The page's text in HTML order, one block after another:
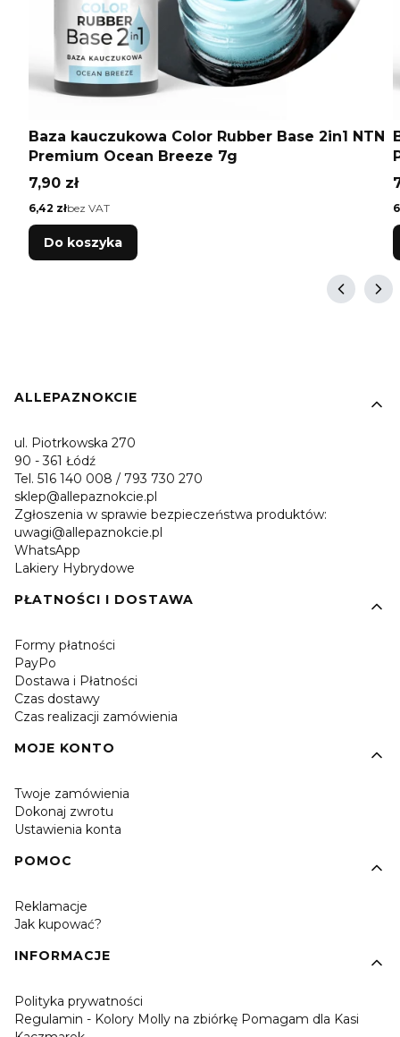
Baza kauczukowa Color Rubber Base 2in1 NTN
Premium Ocean Breeze 7g
Cena
7,90 zł
Cena
6,42 złbez VAT
Do koszyka
Linki w stopce
ALLEPAZNOKCIE
ul. Piotrkowska 270
90 - 361 Łódź
Tel. 516 140 008 / 793 730 270
sklep@allepaznokcie.pl
Zgłoszenia w sprawie bezpieczeństwa produktów:
uwagi@allepaznokcie.pl
WhatsApp
Lakiery Hybrydowe
PŁATNOŚCI I DOSTAWA
Formy płatności
PayPo
Dostawa i Płatności
Czas dostawy
Czas realizacji zamówienia
MOJE KONTO
Twoje zamówienia
Dokonaj zwrotu
Ustawienia konta
POMOC
Reklamacje
Jak kupować?
INFORMACJE
Polityka prywatności
Regulamin - Kolory Molly na zbiórkę Pomagam dla Kasi